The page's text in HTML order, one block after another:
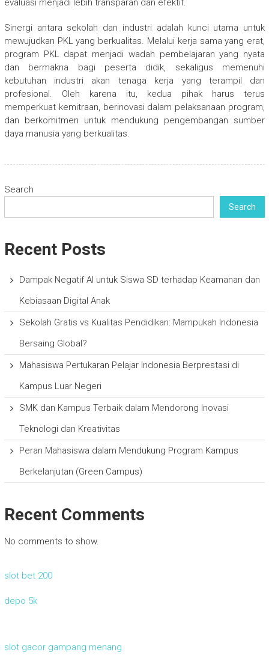
evaluasi menjadi lebih transparan dan efektif.
Sinergi antara sekolah dan industri adalah kunci utama untuk
mewujudkan PKL yang berkualitas. Melalui kerja sama yang erat,
program PKL dapat menjadi wadah pembelajaran yang nyata
dan bermakna bagi peserta didik, sekaligus memenuhi
kebutuhan industri akan tenaga kerja yang terampil dan
profesional. Oleh karena itu, kedua pihak harus terus
memperkuat kemitraan, berinovasi dalam pelaksanaan program,
dan berkomitmen untuk mendukung pengembangan sumber
daya manusia yang berkualitas.
Search
Search
Recent Posts
Dampak Negatif AI untuk Siswa SD terhadap Keamanan dan
Kebiasaan Digital Anak
Sekolah Gratis vs Kualitas Pendidikan: Mampukah Indonesia
Bersaing Global?
Mahasiswa Pertukaran Pelajar Indonesia Berprestasi di
Kampus Luar Negeri
SMK dan Kampus Terbaik dalam Mendorong Inovasi
Teknologi dan Kreativitas
Peran Mahasiswa dalam Mendukung Program Kampus
Berkelanjutan (Green Campus)
Recent Comments
No comments to show.
slot bet 200
depo 5k
slot gacor gampang menang